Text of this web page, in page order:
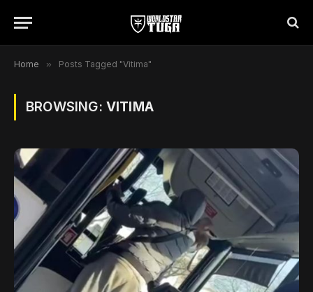
Home » Posts Tagged "Vitima"
BROWSING: VITIMA